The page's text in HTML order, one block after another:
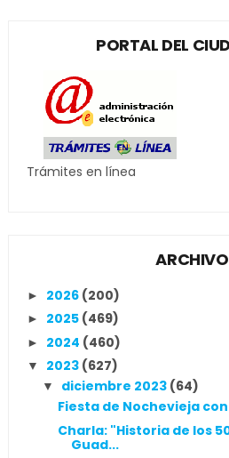
PORTAL DEL
Trámites en línea
ARCHIVO
► 2026 (200)
► 2025 (469)
► 2024 (460)
▼ 2023 (627)
▼ diciembre 2023 (64)
Fiesta de Nochevieja
Charla: "Historia de los
Guad...